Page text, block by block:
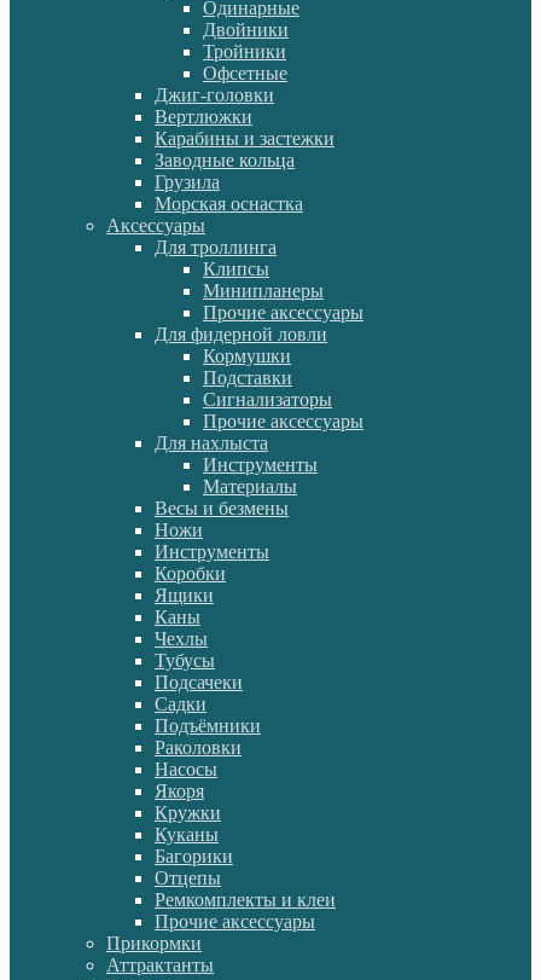
Одинарные
Двойники
Тройники
Офсетные
Джиг-головки
Вертлюжки
Карабины и застежки
Заводные кольца
Грузила
Морская оснастка
Аксессуары
Для троллинга
Клипсы
Минипланеры
Прочие аксессуары
Для фидерной ловли
Кормушки
Подставки
Сигнализаторы
Прочие аксессуары
Для нахлыста
Инструменты
Материалы
Весы и безмены
Ножи
Инструменты
Коробки
Ящики
Каны
Чехлы
Тубусы
Подсачеки
Садки
Подъёмники
Раколовки
Насосы
Якоря
Кружки
Куканы
Багорики
Отцепы
Ремкомплекты и клеи
Прочие аксессуары
Прикормки
Аттрактанты